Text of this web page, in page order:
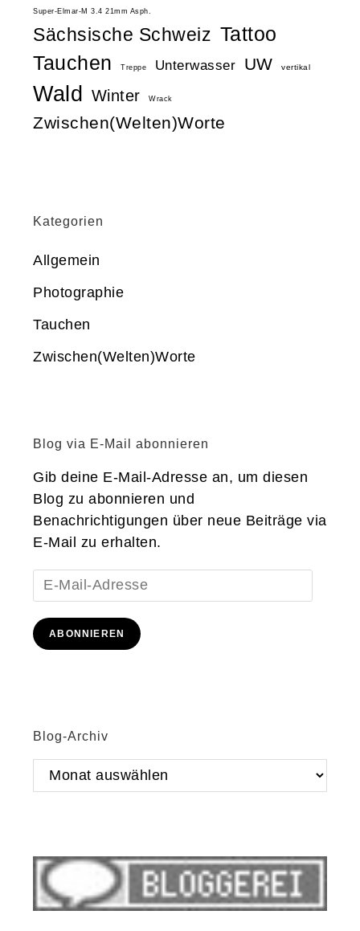
Super-Elmar-M 3.4 21mm Asph.
Sächsische Schweiz Tattoo
Tauchen
Treppe Unterwasser UW vertikal
Wald Winter Wrack
Zwischen(Welten)Worte
Kategorien
Allgemein
Photographie
Tauchen
Zwischen(Welten)Worte
Blog via E-Mail abonnieren
Gib deine E-Mail-Adresse an, um diesen
Blog zu abonnieren und
Benachrichtigungen über neue Beiträge via
E-Mail zu erhalten.
E-
Mail-
Adresse
ABONNIEREN
Blog-Archiv
Blog-
Archiv